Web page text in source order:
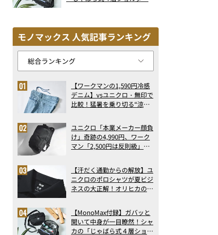
モノマックス 人気記事ランキング
【ワークマンの1,590円冷感
デニム】vsユニクロ・無印で
比較！猛暑を乗り切る“涼感
で決定版
ユニクロ「本業メーカー顔負
け」奇跡の4,990円、ワーク
マン「2,500円は反則級」凄
ト3】（2026年6月版）
【汗だく通勤からの解放】ユ
ニクロのポロシャツが夏ビジ
ネスの大正解！オリヒカの透
アの実力
【MonoMax付録】ガバッと
開いて中身が一目瞭然！シャ
カの「じゃばら式４層ショル